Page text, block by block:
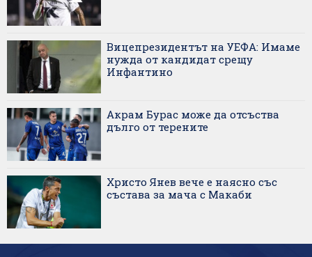
Вицепрезидентът на УЕФА: Имаме
нужда от кандидат срещу
Инфантино
Акрам Бурас може да отсъства
дълго от терените
Христо Янев вече е наясно със
състава за мача с Макаби